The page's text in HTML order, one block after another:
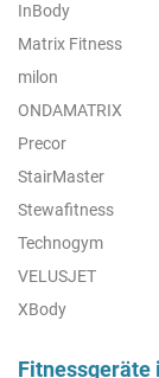
InBody
Matrix Fitness
milon
ONDAMATRIX
Precor
StairMaster
Stewafitness
Technogym
VELUSJET
XBody
Fitnessgeräte